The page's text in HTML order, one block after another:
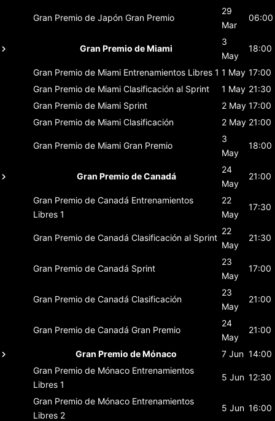
Gran Premio de Japón Gran Premio
29
Mar
06:00
Gran Premio de Miami
3
May
18:00
Gran Premio de Miami Entrenamientos Libres 1 1 May 17:00
Gran Premio de Miami Clasificación al Sprint 1 May 21:30
Gran Premio de Miami Sprint 2 May 17:00
Gran Premio de Miami Clasificación 2 May 21:00
Gran Premio de Miami Gran Premio
3
May
18:00
Gran Premio de Canadá
24
May
21:00
Gran Premio de Canadá Entrenamientos
Libres 1
22
May
17:30
Gran Premio de Canadá Clasificación al Sprint
22
May
21:30
Gran Premio de Canadá Sprint
23
May
17:00
Gran Premio de Canadá Clasificación
23
May
21:00
Gran Premio de Canadá Gran Premio
24
May
21:00
Gran Premio de Mónaco 7 Jun 14:00
Gran Premio de Mónaco Entrenamientos
Libres 1
5 Jun 12:30
Gran Premio de Mónaco Entrenamientos
Libres 2
5 Jun 16:00